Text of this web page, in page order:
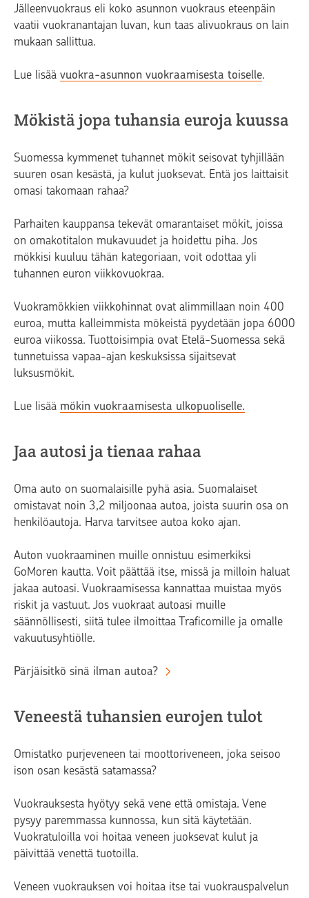
Jälleenvuokraus eli koko asunnon vuokraus eteenpäin
vaatii vuokranantajan luvan, kun taas alivuokraus on lain
mukaan sallittua.
Lue lisää vuokra-asunnon vuokraamisesta toiselle.
Mökistä jopa tuhansia euroja kuussa
Suomessa kymmenet tuhannet mökit seisovat tyhjillään
suuren osan kesästä, ja kulut juoksevat. Entä jos laittaisit
omasi takomaan rahaa?
Parhaiten kauppansa tekevät omarantaiset mökit, joissa
on omakotitalon mukavuudet ja hoidettu piha. Jos
mökkisi kuuluu tähän kategoriaan, voit odottaa yli
tuhannen euron viikkovuokraa.
Vuokramökkien viikkohinnat ovat alimmillaan noin 400
euroa, mutta kalleimmista mökeistä pyydetään jopa 6000
euroa viikossa. Tuottoisimpia ovat Etelä-Suomessa sekä
tunnetuissa vapaa-ajan keskuksissa sijaitsevat
luksusmökit.
Lue lisää mökin vuokraamisesta ulkopuoliselle.
Jaa autosi ja tienaa rahaa
Oma auto on suomalaisille pyhä asia. Suomalaiset
omistavat noin 3,2 miljoonaa autoa, joista suurin osa on
henkilöautoja. Harva tarvitsee autoa koko ajan.
Auton vuokraaminen muille onnistuu esimerkiksi
GoMoren kautta. Voit päättää itse, missä ja milloin haluat
jakaa autoasi. Vuokraamisessa kannattaa muistaa myös
riskit ja vastuut. Jos vuokraat autoasi muille
säännöllisesti, siitä tulee ilmoittaa Traficomille ja omalle
vakuutusyhtiölle.
Pärjäisitkö sinä ilman autoa?
Veneestä tuhansien eurojen tulot
Omistatko purjeveneen tai moottoriveneen, joka seisoo
ison osan kesästä satamassa?
Vuokrauksesta hyötyy sekä vene että omistaja. Vene
pysyy paremmassa kunnossa, kun sitä käytetään.
Vuokratuloilla voi hoitaa veneen juoksevat kulut ja
päivittää venettä tuotoilla.
Veneen vuokrauksen voi hoitaa itse tai vuokrauspalvelun